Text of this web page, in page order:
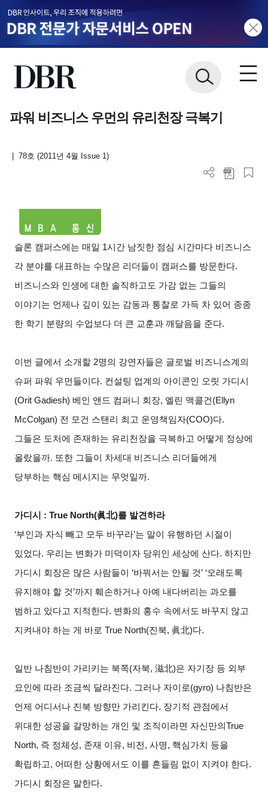
파워 비즈니스 우먼의 유리천장 극복기
78호 (2011년 4월 Issue 1)
슬론 캠퍼스에는 매일 1시간 남짓한 점심 시간마다 비즈니스
각 분야를 대표하는 수많은 리더들이 캠퍼스를 방문한다.
비즈니스와 인생에 대한 솔직하고도 가감 없는 그들의
이야기는 언제나 깊이 있는 감동과 통찰로 가득 차 있어 종종
한 학기 분량의 수업보다 더 큰 교훈과 깨달음을 준다.
이번 글에서 소개할 2명의 강연자들은 글로벌 비즈니스계의
슈퍼 파워 우먼들이다. 컨설팅 업계의 아이콘인 오릿 가디시
(Orit Gadiesh) 베인 앤드 컴퍼니 회장, 엘린 맥콜건(Ellyn
McColgan) 전 모건 스탠리 최고 운영책임자(COO)다.
그들은 도처에 존재하는 유리천장을 극복하고 어떻게 정상에
올랐을까. 또한 그들이 차세대 비즈니스 리더들에게
당부하는 핵심 메시지는 무엇일까.
가디시 : True North(眞北)를 발견하라
‘부인과 자식 빼고 모두 바꾸라’는 말이 유행하던 시절이
있었다. 우리는 변화가 미덕이자 당위인 세상에 산다. 하지만
가디시 회장은 많은 사람들이 ‘바꿔서는 안될 것’ ‘오래도록
유지해야 할 것’까지 훼손하거나 아예 내다버리는 과오를
범하고 있다고 지적한다. 변화의 홍수 속에서도 바꾸지 않고
지켜내야 하는 게 바로 True North(진북, 眞北)다.
일반 나침반이 가리키는 북쪽(자북, 滋北)은 자기장 등 외부
요인에 따라 조금씩 달라진다. 그러나 자이로(gyro) 나침반은
언제 어디서나 진북 방향만 가리킨다. 장기적 관점에서
위대한 성공을 갈망하는 개인 및 조직이라면 자신만의True
North, 즉 정체성, 존재 이유, 비전, 사명, 핵심가치 등을
확립하고, 어떠한 상황에서도 이를 흔들림 없이 지켜야 한다.
가디시 회장은 말한다.